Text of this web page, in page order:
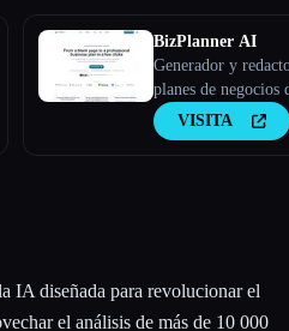
BizPlanner AI
Generador y
planes de negocios
VISITA
IA diseñada para revolucionar el
el análisis de más de 10 000